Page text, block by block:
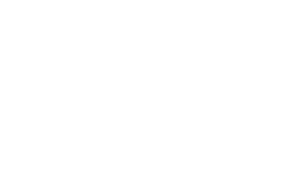
comunidad/forum/